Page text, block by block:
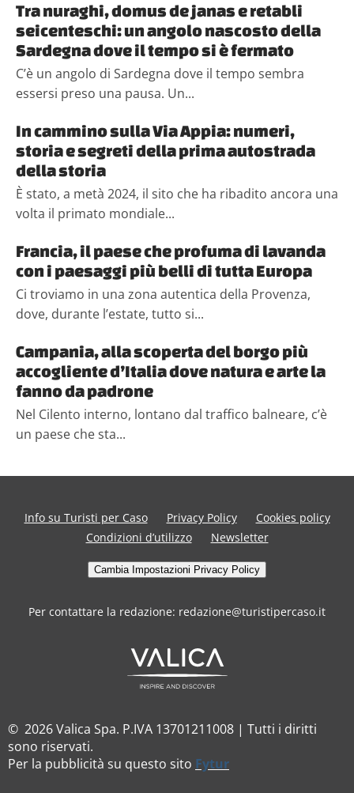
Tra nuraghi, domus de janas e retabli
seicenteschi: un angolo nascosto della
Sardegna dove il tempo si è fermato
C’è un angolo di Sardegna dove il tempo sembra
essersi preso una pausa. Un...
In cammino sulla Via Appia: numeri,
storia e segreti della prima autostrada
della storia
È stato, a metà 2024, il sito che ha ribadito ancora una
volta il primato mondiale...
Francia, il paese che profuma di lavanda
con i paesaggi più belli di tutta Europa
Ci troviamo in una zona autentica della Provenza,
dove, durante l’estate, tutto si...
Campania, alla scoperta del borgo più
accogliente d’Italia dove natura e arte la
fanno da padrone
Nel Cilento interno, lontano dal traffico balneare, c’è
un paese che sta...
Info su Turisti per Caso Privacy Policy
Cookies policy
Condizioni d’utilizzo
Newsletter
Cambia Impostazioni Privacy Policy
Per contattare la redazione: redazione@turistipercaso.it
© 2026 Valica Spa. P.IVA 13701211008 | Tutti i diritti
sono riservati.
Per la pubblicità su questo sito Fytur